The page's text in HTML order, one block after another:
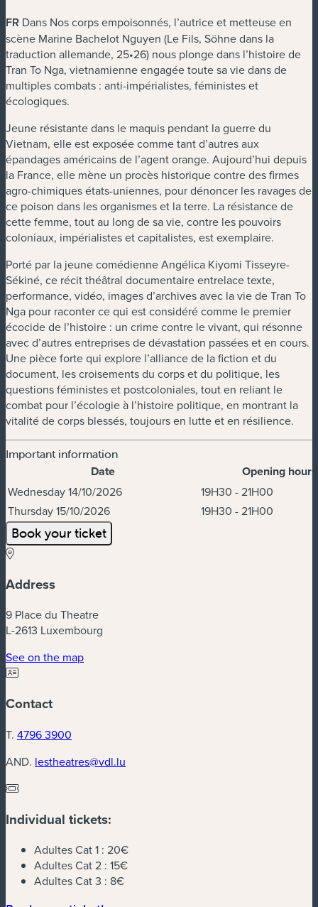
FR Dans Nos corps empoisonnés, l’autrice et metteuse en
scène Marine Bachelot Nguyen (Le Fils, Söhnedans la
traduction allemande, 25•26) nous plonge dans l’histoire de
Tran To Nga, vietnamienne engagée toute sa vie dans de
multiples combats : anti-impérialistes, féministes et
écologiques.
Jeune résistante dans le maquis pendant la guerre du
Vietnam, elle est exposée comme tant d’autres aux
épandages américains de l’agent orange. Aujourd’hui depuis
la France, elle mène un procès historique contre des firmes
agro-chimiques états-uniennes, pour dénoncer les ravages de
ce poison dans les organismes et la terre. La résistance de
cette femme, tout au long de sa vie, contre les pouvoirs
coloniaux, impérialistes et capitalistes, est exemplaire.
Porté par la jeune comédienne Angélica Kiyomi Tisseyre-
Sékiné, ce récit théâtral documentaire entrelace texte,
performance, vidéo, images d’archives avec la vie de Tran To
Nga pour raconter ce qui est considéré comme le premier
écocide de l’histoire : un crime contre le vivant, qui résonne
avec d’autres entreprises de dévastation passées et en cours.
Une pièce forte qui explore l’alliance de la fiction et du
document, les croisements du corps et du politique, les
questions féministes et postcoloniales, tout en reliant le
combat pour l’écologie à l’histoire politique, en montrant la
vitalité de corps blessés, toujours en lutte et en résilience.
Important information
Dates & Times
Date Opening hours
Wednesday 14/10/2026
19H30 - 21H00
Thursday 15/10/2026
19H30 - 21H00
Book your ticket
Address
9 Place du Theatre
L-2613 Luxembourg
See on the map(new window)
Contact
T. 4796 3900
AND. lestheatres@vdl.lu
Individual tickets:
Adultes Cat 1 : 20€
Adultes Cat 2 : 15€
Adultes Cat 3 : 8€